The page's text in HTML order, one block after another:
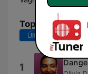
Top Canciones
Últimos 7 días
1